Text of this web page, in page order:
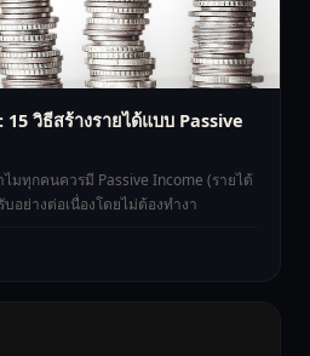
วิธีสร้างรายได้แบบ Passive
ไมทุกคนควรมี Passive Income (รายได้
อย่างต่อเนื่องโดยไม่ต้องทำงา